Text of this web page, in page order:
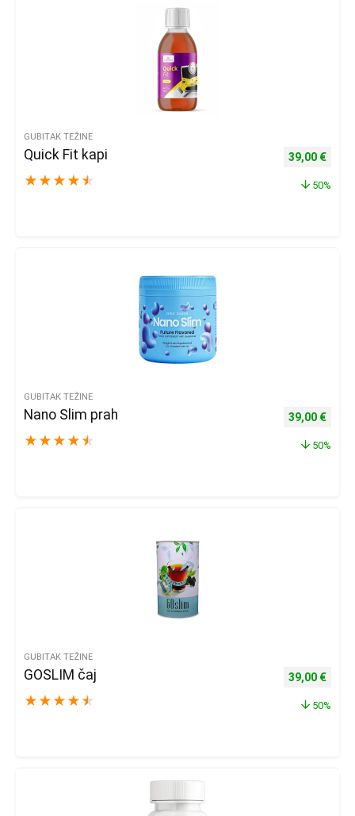
GUBITAK TEŽINE
Quick Fit kapi
★ ★ ★ ★ ★
Izvorna
39,00 €
50%
GUBITAK TEŽINE
Nano Slim prah
★ ★ ★ ★ ★
Izvorna
39,00 €
50%
GUBITAK TEŽINE
GOSLIM čaj
★ ★ ★ ★ ★
Izvorna
39,00 €
50%